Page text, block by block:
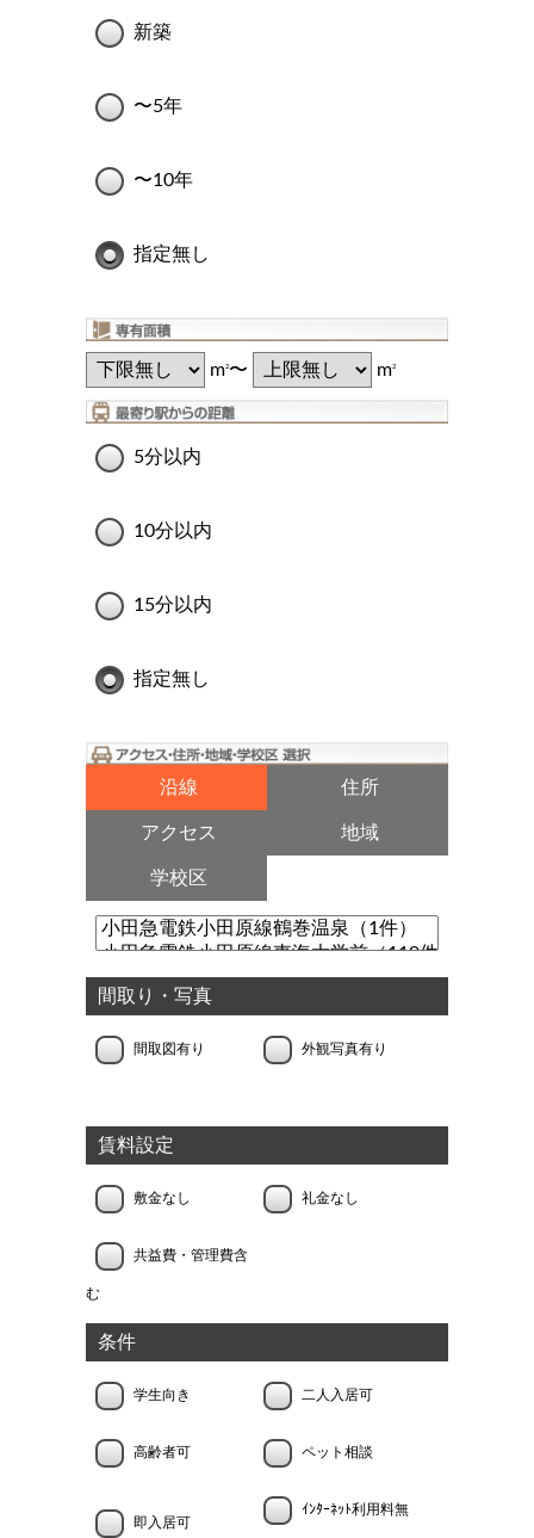
新築
〜5年
〜10年
指定無し
m2〜 m2
5分以内
10分以内
15分以内
指定無し
沿線 住所
アクセス 地域
学校区
間取り・写真
間取図有り 外観写真有り
賃料設定
敷金なし 礼金なし
共益費・管理費含
む
条件
学生向き 二人入居可
高齢者可 ペット相談
即入居可
ｲﾝﾀｰﾈｯﾄ利用料無